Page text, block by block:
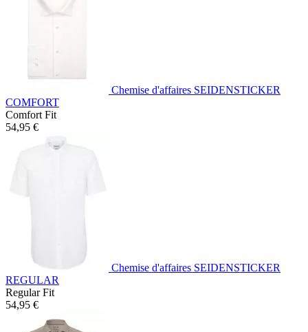
Chemise d'affaires SEIDENSTICKER
COMFORT
Comfort Fit
54,95 €
Chemise d'affaires SEIDENSTICKER
REGULAR
Regular Fit
54,95 €